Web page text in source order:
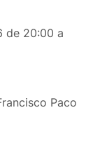
de 20:00 a
Paco